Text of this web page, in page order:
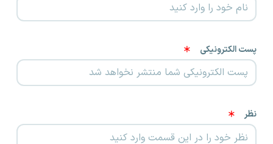
پست الکترونیکی
نظر